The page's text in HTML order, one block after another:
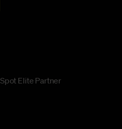
Elite Partner